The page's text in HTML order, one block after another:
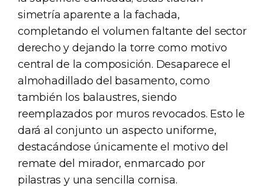
simetría aparente a la fachada,
completando el volumen faltante del sector
derecho y dejando la torre como motivo
central de la composición. Desaparece el
almohadillado del basamento, como
también los balaustres, siendo
reemplazados por muros revocados. Esto le
dará al conjunto un aspecto uniforme,
destacándose únicamente el motivo del
remate del mirador, enmarcado por
pilastras y una sencilla cornisa.